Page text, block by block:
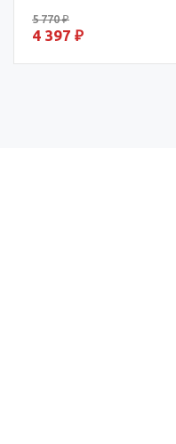
5 770 ₽
4 397 ₽